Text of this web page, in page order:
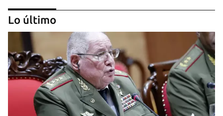
Lo último